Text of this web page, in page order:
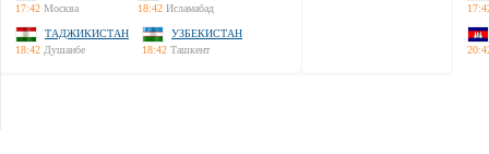
17:42 Москва
18:42 Исламабад
ТАДЖИКИСТАН
18:42 Душанбе
УЗБЕКИСТАН
18:42 Ташкент